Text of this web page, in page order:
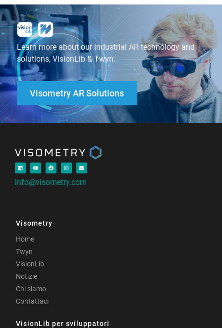
Learn more about our industrial AR technology and
solutions, VisionLib & Twyn:
Visometry AR Solutions
info@visometry.com
Visometry
Home
Twyn
VisionLib
Notizie
Chi siamo
Contattaci
VisionLib per sviluppatori